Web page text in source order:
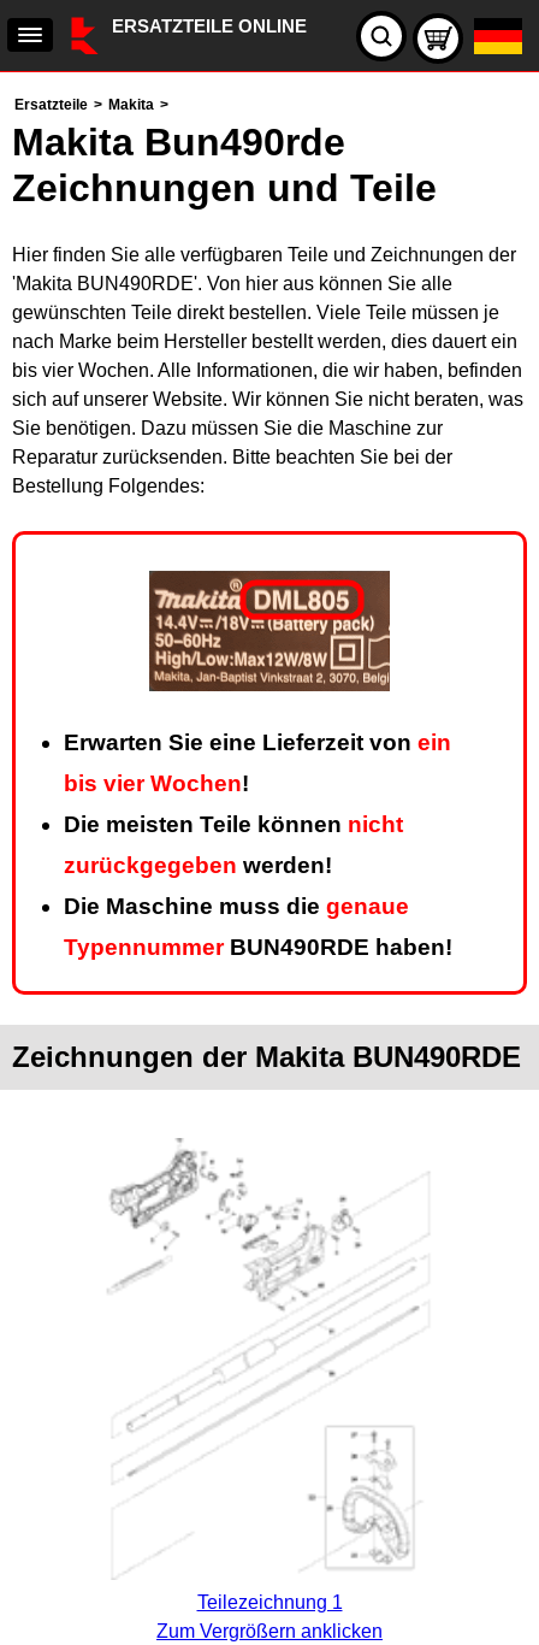
ERSATZTEILE ONLINE
Ersatzteile > Makita >
Makita Bun490rde
Zeichnungen und Teile
Hier finden Sie alle verfügbaren Teile und Zeichnungen der
'Makita BUN490RDE'. Von hier aus können Sie alle
gewünschten Teile direkt bestellen. Viele Teile müssen je
nach Marke beim Hersteller bestellt werden, dies dauert ein
bis vier Wochen. Alle Informationen, die wir haben, befinden
sich auf unserer Website. Wir können Sie nicht beraten, was
Sie benötigen. Dazu müssen Sie die Maschine zur
Reparatur zurücksenden. Bitte beachten Sie bei der
Bestellung Folgendes:
Erwarten Sie eine Lieferzeit von ein
bis vier Wochen!
Die meisten Teile können nicht
zurückgegeben werden!
Die Maschine muss die genaue
TypennummerBUN490RDE haben!
Zeichnungen der Makita BUN490RDE
Teilezeichnung 1
Zum Vergrößern anklicken